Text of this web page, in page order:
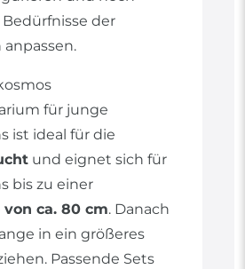
Bedürfnisse der
für junge
ist ideal für die
und eignet sich für
bis zu einer
ca. 80 cm. Danach
in ein größeres
Passende Sets